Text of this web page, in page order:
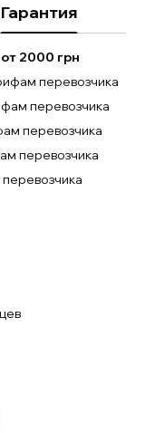
Гарантия
2000 грн
перевозчика
перевозчика
перевозчика
перевозчика